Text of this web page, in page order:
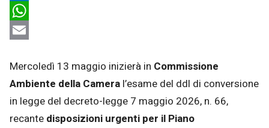
LinkedIn
WhatsApp
Mercoledì 13 maggio inizierà in Commissione
Ambiente della Camera l’esame del ddl di conversione
in legge del decreto-legge 7 maggio 2026, n. 66,
recante disposizioni urgenti per il Piano